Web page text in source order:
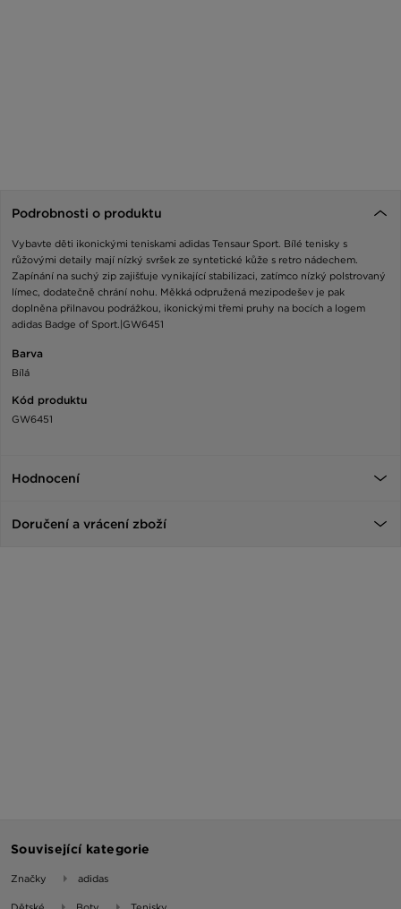
Podrobnosti o produktu
Vybavte děti ikonickými teniskami adidas Tensaur Sport. Bílé tenisky s
růžovými detaily mají nízký svršek ze syntetické kůže s retro nádechem.
Zapínání na suchý zip zajišťuje vynikající stabilizaci, zatímco nízký polstrovaný
límec, dodatečně chrání nohu. Měkká odpružená mezipodešev je pak
doplněna přilnavou podrážkou, ikonickými třemi pruhy na bocích a logem
adidas Badge of Sport.|GW6451
Barva
Bílá
Kód produktu
GW6451
Hodnocení
Doručení a vrácení zboží
Související kategorie
Značky adidas